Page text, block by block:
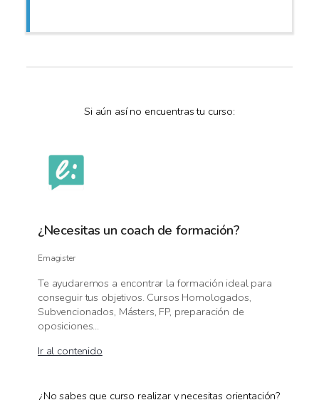
Si aún así no encuentras tu curso:
¿Necesitas un coach de formación?
Emagister
Te ayudaremos a encontrar la formación ideal para
conseguir tus objetivos. Cursos Homologados,
Subvencionados, Másters, FP, preparación de
oposiciones...
Ir al contenido
¿No sabes que curso realizar y necesitas orientación?